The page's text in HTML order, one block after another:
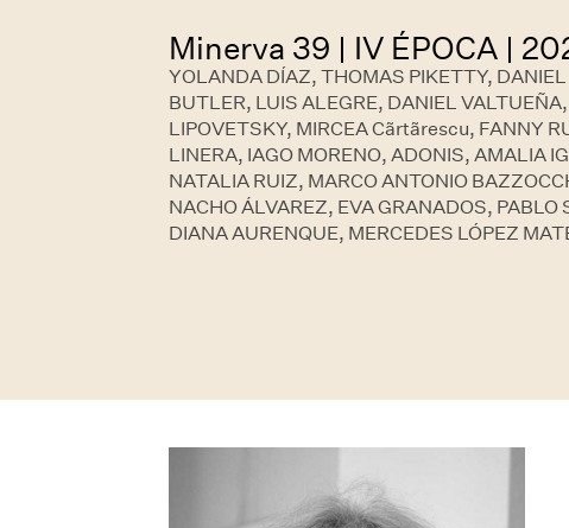
Minerva 39 | IV ÉPOCA |
YOLANDA DÍAZ, THOMAS PIKETTY,
BUTLER, LUIS ALEGRE, DANIEL
LIPOVETSKY, MIRCEA Cãrtãrescu, FANNY
LINERA, IAGO MORENO, ADONIS, AMALIA
NATALIA RUIZ, MARCO ANTONIO
NACHO ÁLVAREZ, EVA GRANADOS, PABLO
DIANA AURENQUE, MERCEDES LÓPEZ